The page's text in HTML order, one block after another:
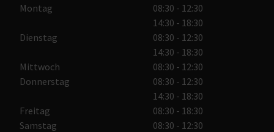
Montag
08:30 - 12:30
14:30 - 18:30
Dienstag
08:30 - 12:30
14:30 - 18:30
Mittwoch
08:30 - 12:30
Donnerstag
08:30 - 12:30
14:30 - 18:30
Freitag
08:30 - 18:30
Samstag
08:30 - 12:30